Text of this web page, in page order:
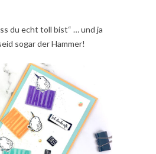
du echt toll bist“ … und ja
sogar der Hammer!